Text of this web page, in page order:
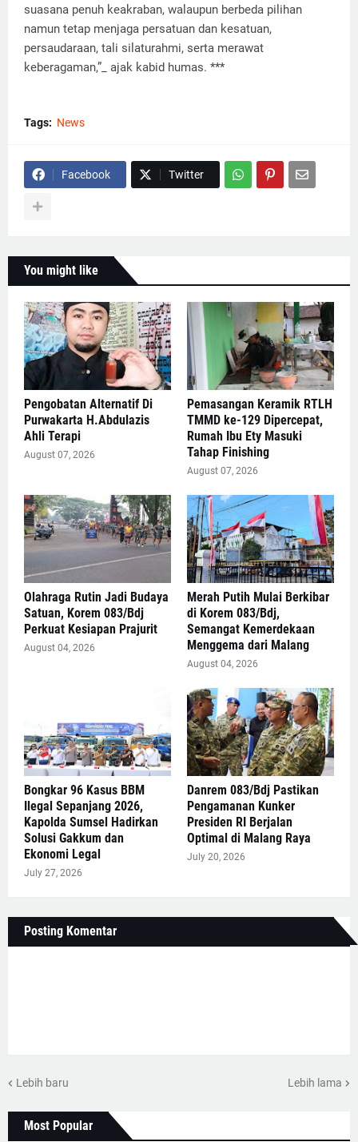
suasana penuh keakraban, walaupun berbeda pilihan
namun tetap menjaga persatuan dan kesatuan,
persaudaraan, tali silaturahmi, serta merawat
keberagaman,”_ ajak kabid humas. ***
Tags: News
Facebook Twitter
You might like
Pengobatan Alternatif Di
Purwakarta H.Abdulazis
Ahli Terapi
August 07, 2026
Pemasangan Keramik RTLH
TMMD ke-129 Dipercepat,
Rumah Ibu Ety Masuki
Tahap Finishing
August 07, 2026
Olahraga Rutin Jadi Budaya
Satuan, Korem 083/Bdj
Perkuat Kesiapan Prajurit
August 04, 2026
Merah Putih Mulai Berkibar
di Korem 083/Bdj,
Semangat Kemerdekaan
Menggema dari Malang
August 04, 2026
Bongkar 96 Kasus BBM
Ilegal Sepanjang 2026,
Kapolda Sumsel Hadirkan
Solusi Gakkum dan
Ekonomi Legal
July 27, 2026
Danrem 083/Bdj Pastikan
Pengamanan Kunker
Presiden RI Berjalan
Optimal di Malang Raya
July 20, 2026
Posting Komentar
Lebih baru Lebih lama
Most Popular